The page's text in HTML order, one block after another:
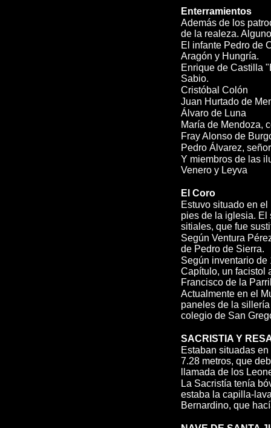
Enterramientos
Además de los
de la realeza.
El infante Pedro de
Aragón y Hungría.
Enrique de Castilla
Sabio.
Cristóbal Colón
Juan Hurtado de
Álvaro de Luna
María de Mendoza,
Fray Alonso de
Pedro Álvarez,
Y miembros de las
Venero y Leyva
El Coro
Estuvo situado en
pies de la iglesia. El
sitiales, que fue
Según Ventura
de Pedro de Sierra.
Según inventario de
Capítulo, un facistol
Francisco de la
Actualmente en el
paneles de la
colegio de San
SACRISTIA Y
Estaban situadas
7.28 metros, que
llamada de los
La Sacristía tenía
estaba la capilla-
Bernardino, que